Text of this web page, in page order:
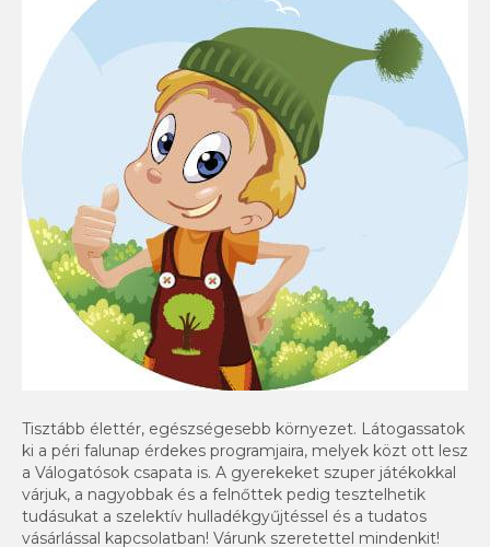
Tisztább élettér, egészségesebb környezet. Látogassatok
ki a péri falunap érdekes programjaira, melyek közt ott lesz
a Válogatósok csapata is. A gyerekeket szuper játékokkal
várjuk, a nagyobbak és a felnőttek pedig tesztelhetik
tudásukat a szelektív hulladékgyűjtéssel és a tudatos
vásárlással kapcsolatban! Várunk szeretettel mindenkit!